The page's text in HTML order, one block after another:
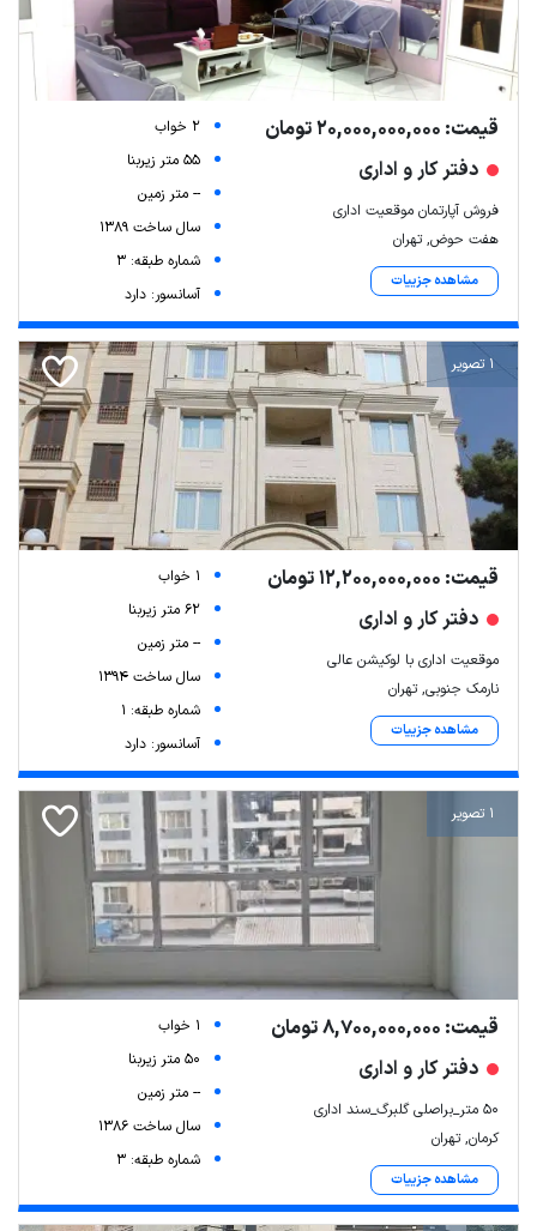
قیمت: 20,000,000,000 تومان
دفتر کار و اداری
فروش آپارتمان موقعیت اداری
هفت حوض, تهران
مشاهده جزییات
2 خواب
55 متر زیربنا
-- متر زمین
سال ساخت 1389
شماره طبقه: 3
آسانسور: دارد
1 تصویر
قیمت: 12,200,000,000 تومان
دفتر کار و اداری
موقعیت اداری با لوکیشن عالی
نارمک جنوبی, تهران
مشاهده جزییات
1 خواب
62 متر زیربنا
-- متر زمین
سال ساخت 1394
شماره طبقه: 1
آسانسور: دارد
1 تصویر
قیمت: 8,700,000,000 تومان
دفتر کار و اداری
۵۰ متر_براصلی گلبرگ_سند اداری
کرمان, تهران
مشاهده جزییات
1 خواب
50 متر زیربنا
-- متر زمین
سال ساخت 1386
شماره طبقه: 3